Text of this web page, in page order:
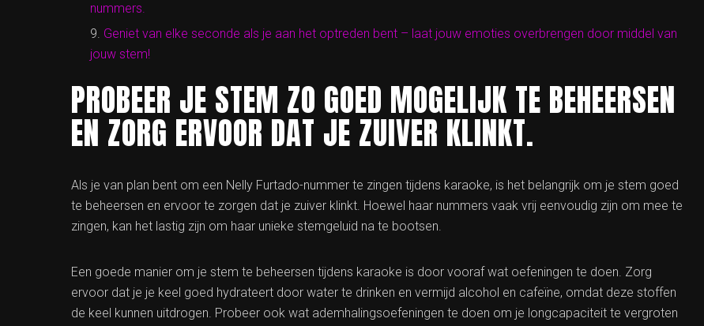
nummers.
Geniet van elke seconde als je aan het optreden bent – laat jouw emoties overbrengen door middel van
jouw stem!
PROBEER JE STEM ZO GOED MOGELIJK TE BEHEERSEN
EN ZORG ERVOOR DAT JE ZUIVER KLINKT.
Als je van plan bent om een Nelly Furtado-nummer te zingen tijdens karaoke, is het belangrijk om je stem goed
te beheersen en ervoor te zorgen dat je zuiver klinkt. Hoewel haar nummers vaak vrij eenvoudig zijn om mee te
zingen, kan het lastig zijn om haar unieke stemgeluid na te bootsen.
Een goede manier om je stem te beheersen tijdens karaoke is door vooraf wat oefeningen te doen. Zorg
ervoor dat je je keel goed hydrateert door water te drinken en vermijd alcohol en cafeïne, omdat deze stoffen
de keel kunnen uitdrogen. Probeer ook wat ademhalingsoefeningen te doen om je longcapaciteit te vergroten